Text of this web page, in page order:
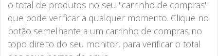
o total de produtos no seu "carrinho de compras"
que pode verificar a qualquer momento. Clique no
botão semelhante a um carrinho de compras no
topo direito do seu monitor, para verificar o total